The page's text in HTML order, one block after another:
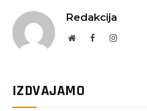
Redakcija
WebsiteFacebookInstagram
IZDVAJAMO